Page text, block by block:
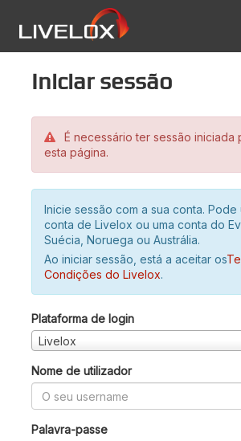
Iniciar sessão
É necessário ter sessão iniciada
esta página.
Inicie sessão com a sua conta. Pode
conta de Livelox ou uma conta do
Suécia, Noruega ou Austrália.
Ao iniciar sessão, está a aceitar os
Condições do Livelox.
Plataforma de login
Livelox
Nome de utilizador
Palavra-passe